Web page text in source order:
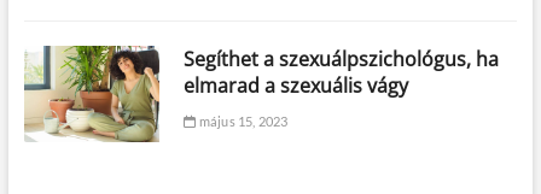
Segíthet a szexuálpszichológus, ha
elmarad a szexuális vágy
május 15, 2023